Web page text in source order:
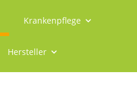
Krankenpflege
Hersteller